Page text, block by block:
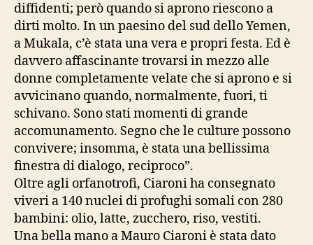
diffidenti; però quando si aprono riescono a
dirti molto. In un paesino del sud dello Yemen,
a Mukala, c’è stata una vera e propri festa. Ed è
davvero affascinante trovarsi in mezzo alle
donne completamente velate che si aprono e si
avvicinano quando, normalmente, fuori, ti
schivano. Sono stati momenti di grande
accomunamento. Segno che le culture possono
convivere; insomma, è stata una bellissima
finestra di dialogo, reciproco”.
Oltre agli orfanotrofi, Ciaroni ha consegnato
viveri a 140 nuclei di profughi somali con 280
bambini: olio, latte, zucchero, riso, vestiti.
Una bella mano a Mauro Ciaroni è stata dato